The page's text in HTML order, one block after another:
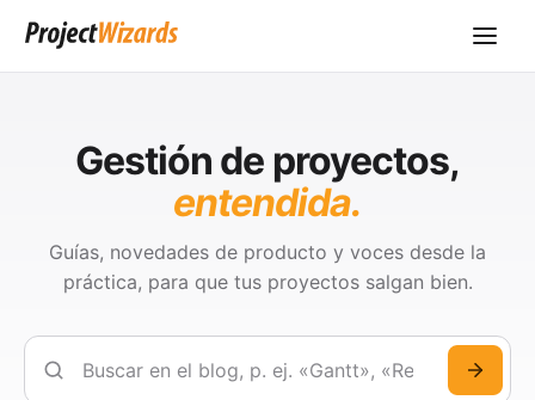
Gestión de proyectos,
entendida.
Guías, novedades de producto y voces desde la
práctica, para que tus proyectos salgan bien.
Buscar